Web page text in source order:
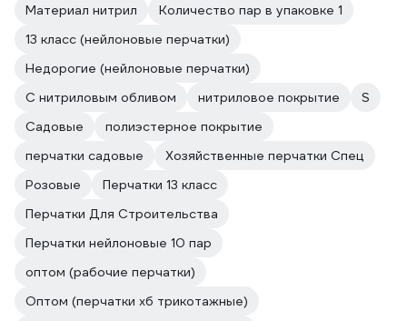
Материал нитрил
Количество пар в упаковке 1
13 класс (нейлоновые перчатки)
Недорогие (нейлоновые перчатки)
С нитриловым обливом
нитриловое покрытие
S
Садовые
полиэстерное покрытие
перчатки садовые
Хозяйственные перчатки Спец
Розовые
Перчатки 13 класс
Перчатки Для Строительства
Перчатки нейлоновые 10 пар
оптом (рабочие перчатки)
Оптом (перчатки хб трикотажные)